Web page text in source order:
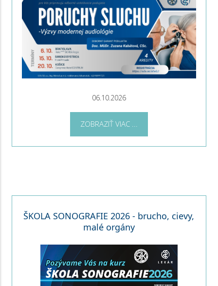
06.10.2026
ZOBRAZIŤ VIAC ...
ŠKOLA SONOGRAFIE 2026 - brucho, cievy,
malé orgány